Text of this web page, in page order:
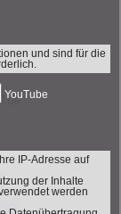
und sind für die
YouTube
IP-Adresse auf
der Inhalte
werden